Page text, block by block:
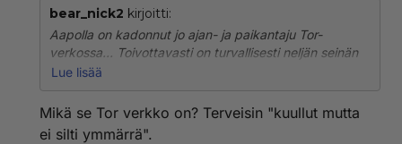
bear_nick2 kirjoitti:
Aapolla on kadonnut jo ajan- ja paikantaju Tor-
verkossa... Toivottavasti on turvallisesti neljän seinän
sisällä, ettei lätkäise väärän maan passia tiskiin, kun
Lue lisää
Mikä se Tor verkko on? Terveisin "kuullut mutta
ei silti ymmärrä".